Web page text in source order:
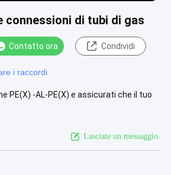
connessioni di tubi di gas
Contatto ora Condividi
i raccordi
PE(X) -AL-PE(X) e assicurati che il tuo
Lasciate un messaggio.